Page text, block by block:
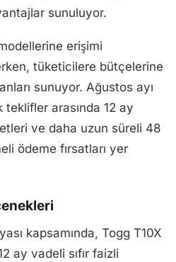
sunuluyor.
erişimi
tüketicilere bütçelerine
sunuyor. Ağustos ayı
arasında 12 ay
ve daha uzun süreli 48
ödeme fırsatları yer
kapsamında, Togg T10X
ay vadeli sıfır faizli